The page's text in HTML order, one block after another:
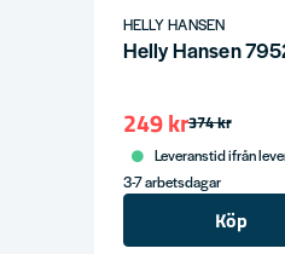
HELLY HANSEN
Helly Hansen
374 kr
249 kr
Leveranstid ifrån
3-7 arbetsdagar
Köp